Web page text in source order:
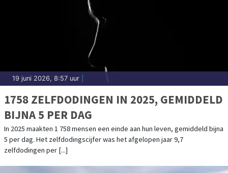
19 juni 2026, 8:57 uur
1758 ZELFDODINGEN IN 2025, GEMIDDELD
BIJNA 5 PER DAG
In 2025 maakten 1 758 mensen een einde aan hun leven, gemiddeld bijna
5 per dag. Het zelfdodingscijfer was het afgelopen jaar 9,7
zelfdodingen per [...]